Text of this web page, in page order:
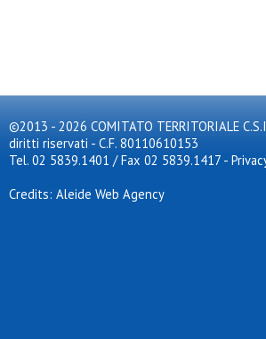
©2013 - 2026 COMITATO TERRITORIALE
diritti riservati - C.F. 80110610153
Tel. 02 5839.1401 / Fax 02 5839.1417 -
Credits: Aleide Web Agency